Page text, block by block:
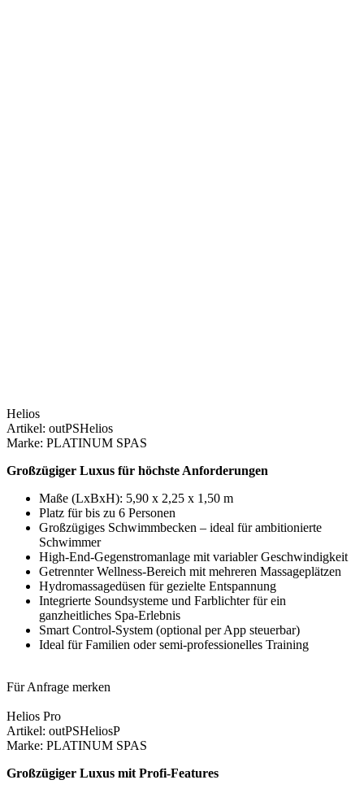
Helios
Artikel: outPSHelios
Marke: PLATINUM SPAS
Großzügiger Luxus für höchste Anforderungen
Maße (LxBxH): 5,90 x 2,25 x 1,50 m
Platz für bis zu 6 Personen
Großzügiges Schwimmbecken – ideal für ambitionierte
Schwimmer
High-End-Gegenstromanlage mit variabler Geschwindigkeit
Getrennter Wellness-Bereich mit mehreren Massageplätzen
Hydromassagedüsen für gezielte Entspannung
Integrierte Soundsysteme und Farblichter für ein
ganzheitliches Spa-Erlebnis
Smart Control-System (optional per App steuerbar)
Ideal für Familien oder semi-professionelles Training
Für Anfrage merken
Helios Pro
Artikel: outPSHeliosP
Marke: PLATINUM SPAS
Großzügiger Luxus mit Profi-Features